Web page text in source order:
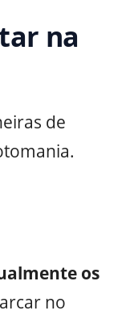
na
de
os
no